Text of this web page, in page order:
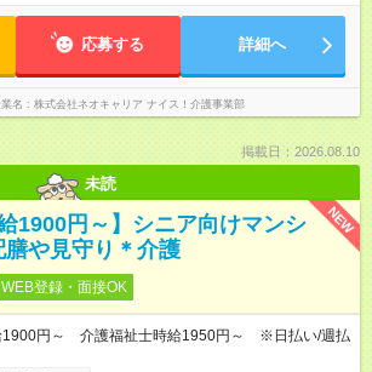
応募する 詳細へ
名 株式会社ネオキャリア ナイス！介護事業部
掲載日：2026.08.10
未読
NEW
1900円～】シニア向けマンシ
膳や見守り＊介護
WEB登録・面接OK
1900円～ 介護福祉士時給1950円～ ※日払い/週払